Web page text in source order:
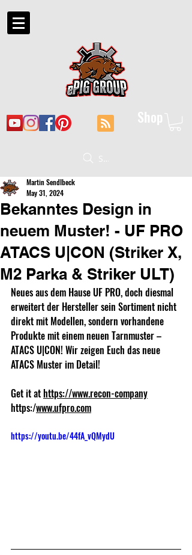
Shop
Suche
Bekanntes Design in
neuem Muster! - UF PRO
ATACS U|CON (Striker X,
M2 Parka & Striker ULT)
Martin Sendlbeck
May 31, 2024
Neues aus dem Hause UF PRO, doch diesmal
erweitert der Hersteller sein Sortiment nicht
direkt mit Modellen, sondern vorhandene
Produkte mit einem neuen Tarnmuster –
ATACS U|CON! Wir zeigen Euch das neue
ATACS Muster im Detail!
Get it at https://www.recon-company
https:/www.ufpro.com
https://youtu.be/44fA_vQMydU